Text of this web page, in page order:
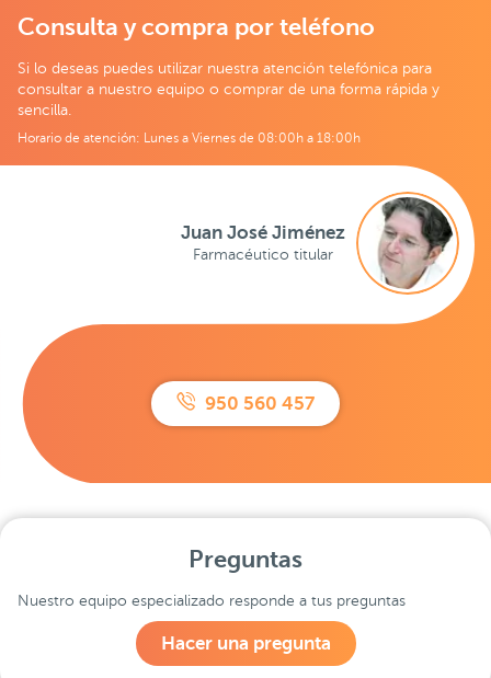
Consulta y compra por teléfono
Si lo deseas puedes utilizar nuestra atención telefónica para
consultar a nuestro equipo o comprar de una forma rápida y
sencilla.
Horario de atención: Lunes a Viernes de 08:00h a 18:00h
950 560 457
Juan José Jiménez
Farmacéutico titular
Preguntas
Nuestro equipo especializado responde a tus preguntas
Hacer una pregunta